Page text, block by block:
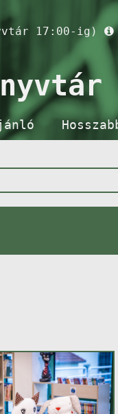
17:00-ig)